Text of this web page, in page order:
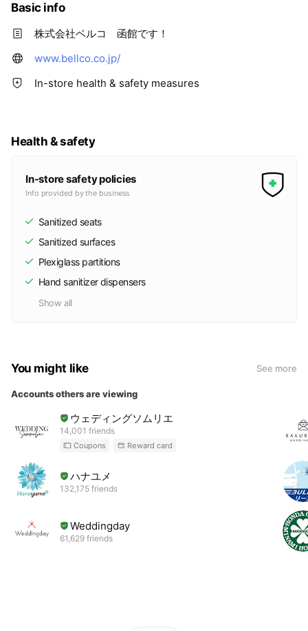
Basic info
株式会社ベルコ 函館です！
www.bellco.co.jp/
In-store health & safety measures
Health & safety
In-store safety policies
Info provided by the business
Sanitized seats
Sanitized surfaces
Plexiglass partitions
Hand sanitizer dispensers
Show all
You might like See more
Accounts others are viewing
ウェディングソムリエ
14,001 friends
Coupons Reward card
ハナユメ
132,175 friends
Weddingday
61,629 friends